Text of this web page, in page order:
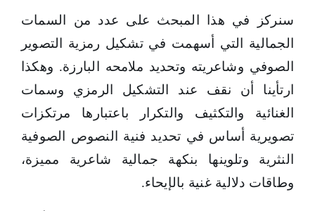
سنركز في هذا المبحث على عدد من السمات
الجمالية التي أسهمت في تشكيل رمزية التصوير
الصوفي وشاعريته وتحديد ملامحه البارزة. وهكذا
ارتأينا أن نقف عند التشكيل الرمزي وسمات
الغنائية والتكثيف والتكرار باعتبارها مرتكزات
تصويرية أساس في تحديد فنية النصوص الصوفية
النثرية وتلوينها بنكهة جمالية شاعرية مميزة،
وطاقات دلالية غنية بالإيحاء.